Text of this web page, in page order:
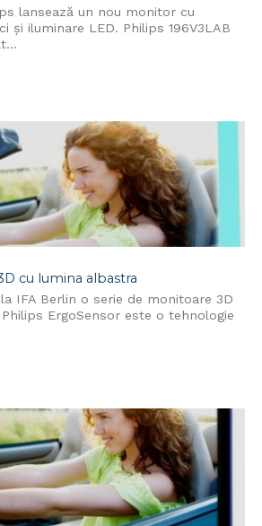
lansează un nou monitor cu
și iluminare LED. Philips 196V3LAB
cu lumina albastra
IFA Berlin o serie de monitoare 3D
ErgoSensor este o tehnologie